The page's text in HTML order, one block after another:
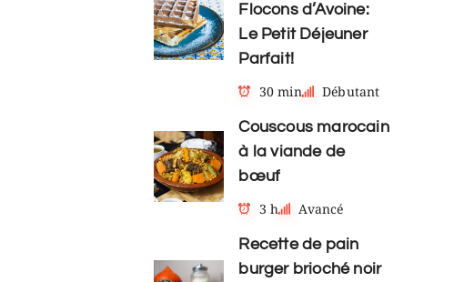
Flocons d’Avoine:
Le Petit Déjeuner
Parfait!
30 min
Débutant
Couscous marocain
à la viande de
bœuf
3 h
Avancé
Recette de pain
burger brioché noir